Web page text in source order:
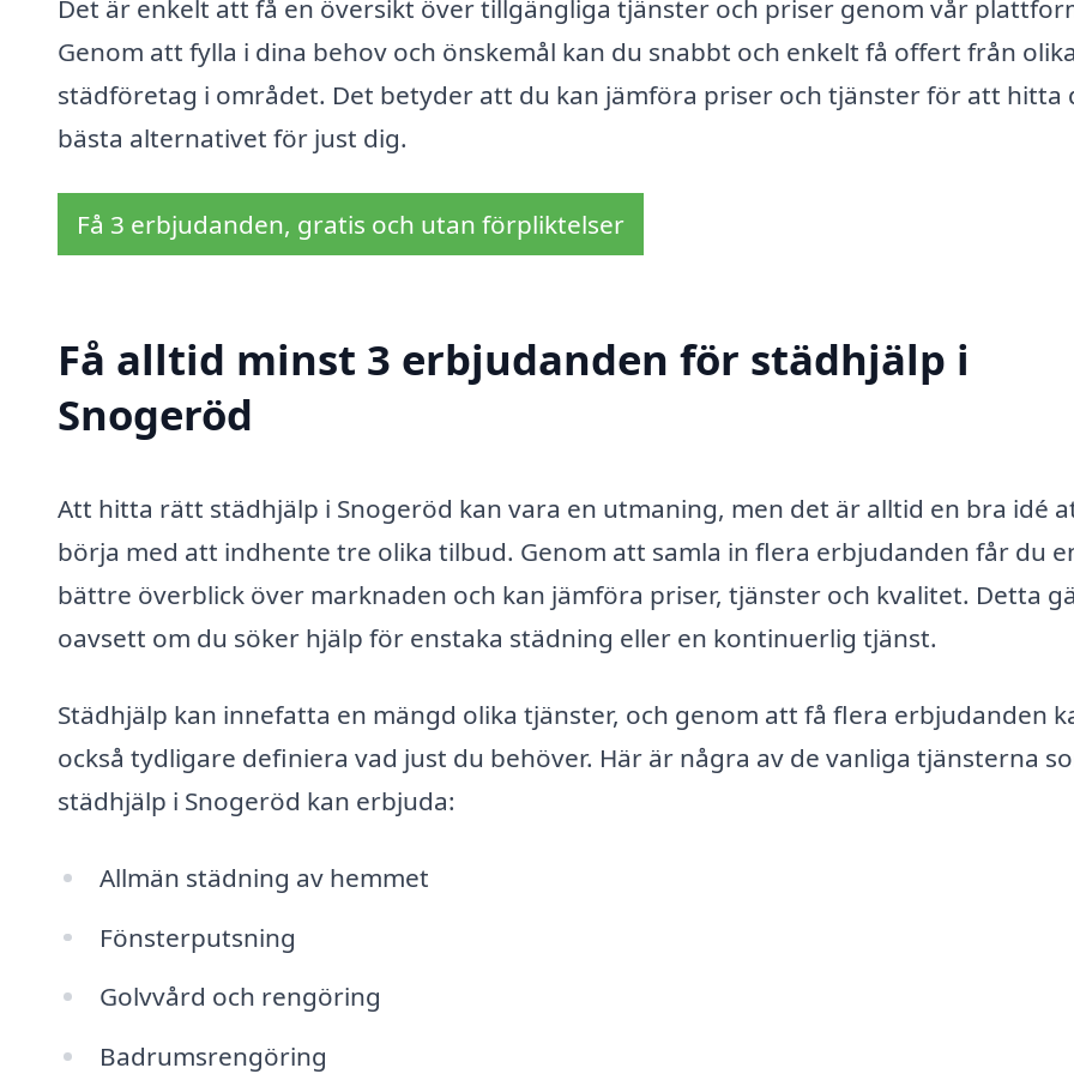
Det är enkelt att få en översikt över tillgängliga tjänster och priser genom vår
Genom att fylla i dina behov och önskemål kan du snabbt och enkelt få offert från olika
städföretag i området. Det betyder att du kan jämföra priser och tjänster för att hitta
bästa alternativet för just dig.
Få 3 erbjudanden, gratis och utan förpliktelser
Få alltid minst 3 erbjudanden för städhjälp i
Snogeröd
Att hitta rätt städhjälp i Snogeröd kan vara en utmaning, men det är alltid en bra idé
börja med att indhente tre olika tilbud. Genom att samla in flera erbjudanden får du
bättre överblick över marknaden och kan jämföra priser, tjänster och kvalitet. Detta
oavsett om du söker hjälp för enstaka städning eller en kontinuerlig tjänst.
Städhjälp kan innefatta en mängd olika tjänster, och genom att få flera erbjudanden
också tydligare definiera vad just du behöver. Här är några av de vanliga tjänsterna
städhjälp i Snogeröd kan erbjuda:
Allmän städning av hemmet
Fönsterputsning
Golvvård och rengöring
Badrumsrengöring